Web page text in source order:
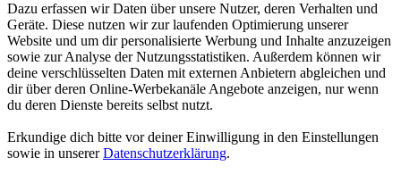
Dazu erfassen wir Daten über unsere Nutzer, deren Verhalten und
Geräte. Diese nutzen wir zur laufenden Optimierung unserer
Website und um dir personalisierte Werbung und Inhalte anzuzeigen
sowie zur Analyse der Nutzungsstatistiken. Außerdem können wir
deine verschlüsselten Daten mit externen Anbietern abgleichen und
dir über deren Online-Werbekanäle Angebote anzeigen, nur wenn
du deren Dienste bereits selbst nutzt.
Erkundige dich bitte vor deiner Einwilligung in den Einstellungen
sowie in unsererDatenschutzerklärung.